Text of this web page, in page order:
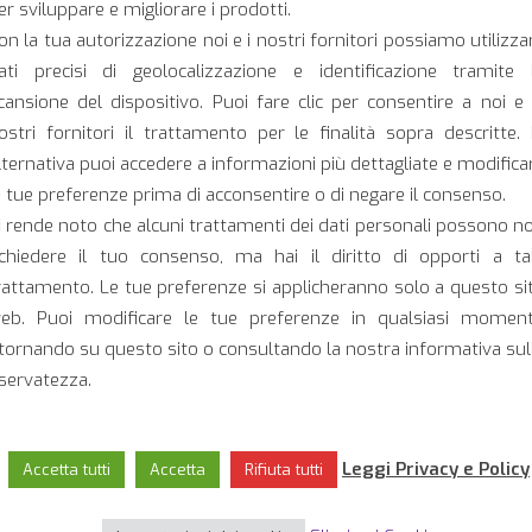
Scarica la
sviluppare e migliorare i prodotti.
la tua autorizzazione noi e i nostri fornitori possiamo
precisi di geolocalizzazione e identificazione tramite
del dispositivo. Puoi fare clic per consentire a noi e
fornitori il trattamento per le finalità sopra descritte.
puoi accedere a informazioni più dettagliate e
tue preferenze prima di acconsentire o di negare il consenso.
rende noto che alcuni trattamenti dei dati personali possono
il tuo consenso, ma hai il diritto di opporti a
Le tue preferenze si applicheranno solo a questo
Puoi modificare le tue preferenze in qualsiasi
su questo sito o consultando la nostra informativa
Accetta tutti Accetta Rifiuta tutti Leggi Privacy e Policy